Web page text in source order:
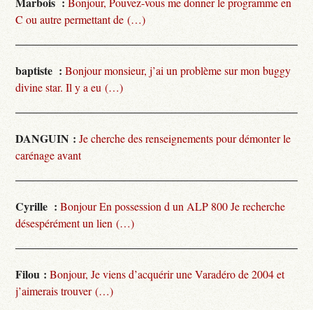
C ou autre permettant de (…)
baptiste : Bonjour monsieur, j’ai un problème sur mon buggy
divine star. Il y a eu (…)
DANGUIN : Je cherche des renseignements pour démonter le
carénage avant
Cyrille : Bonjour En possession d un ALP 800 Je recherche
désespérément un lien (…)
Filou : Bonjour, Je viens d’acquérir une Varadéro de 2004 et
j’aimerais trouver (…)